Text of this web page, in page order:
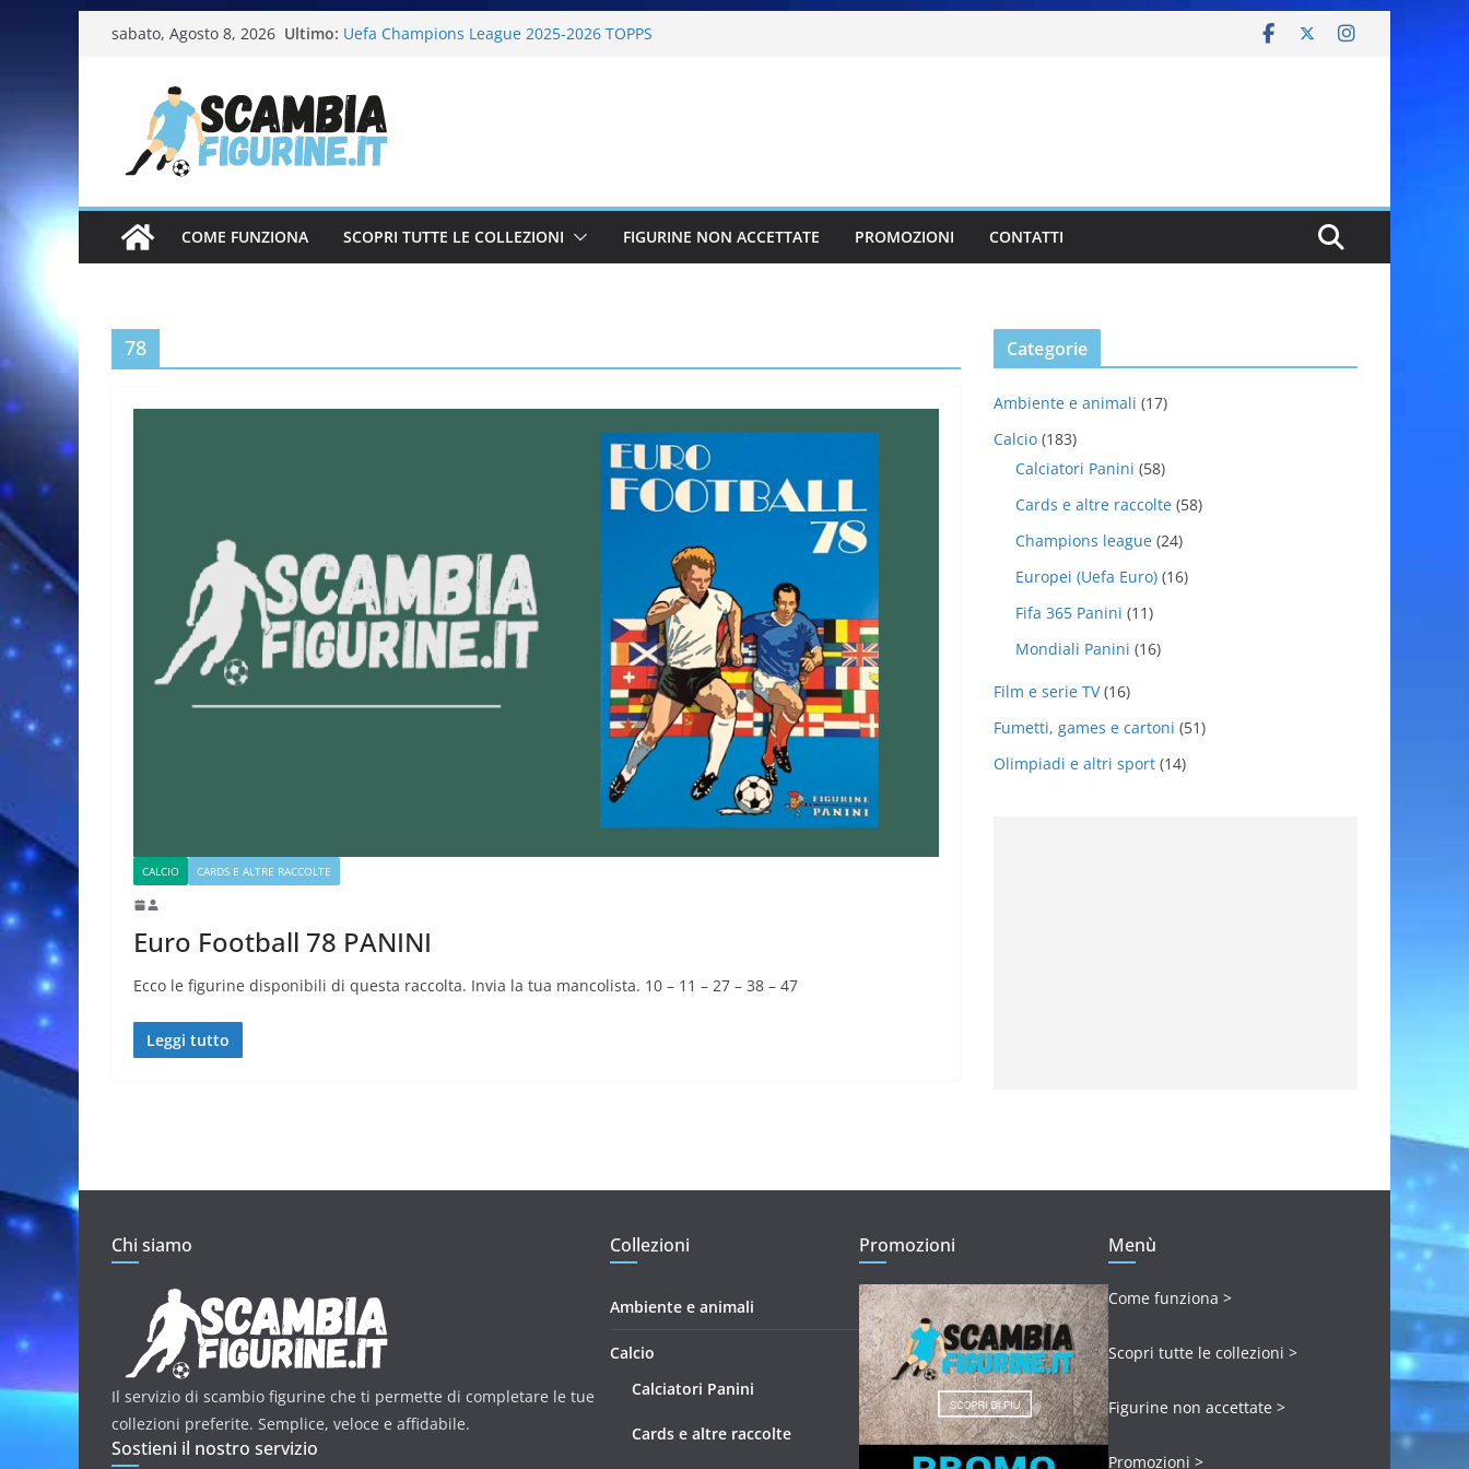
sabato, Agosto 8, 2026 Ultimo: Uefa Champions League 2025-2026 TOPPS
Calciatrici 2025-2026 PANINI
Calciatori Serie B BKT 2025-2026 PANINI
COME FUNZIONA SCOPRI TUTTE LE COLLEZIONI FIGURINE NON ACCETTATE PROMOZIONI CONTATTI
78
CALCIO CARDS E ALTRE RACCOLTE
Euro Football 78 PANINI
Ecco le figurine disponibili di questa raccolta. Invia la tua mancolista. 10 – 11 – 27 – 38 – 47
Leggi tutto
Categorie
Ambiente e animali (17)
Calcio (183)
Calciatori Panini (58)
Cards e altre raccolte (58)
Champions league (24)
Europei (Uefa Euro) (16)
Fifa 365 Panini (11)
Mondiali Panini (16)
Film e serie TV(16)
Fumetti, games e cartoni (51)
Olimpiadi e altri sport (14)
Chi siamo
Il servizio di scambio figurine che ti permette di completare le tue
collezioni preferite. Semplice, veloce e affidabile.
Sostieni il nostro servizio
Collezioni
Ambiente e animali
Calcio
Calciatori Panini
Cards e altre raccolte
Promozioni Menù
Come funziona >
Scopri tutte le collezioni >
Figurine non accettate >
Promozioni >